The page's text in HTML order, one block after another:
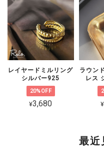
ます。
いたし
プのお
すと幸
CZ 5連ライ
可愛くて品があり、とても気
て嬉しいです。 素敵な梱包、
レイヤードミルリング
シルバー925
20%OFF
¥3,680
ラウン
レス
¥
最近